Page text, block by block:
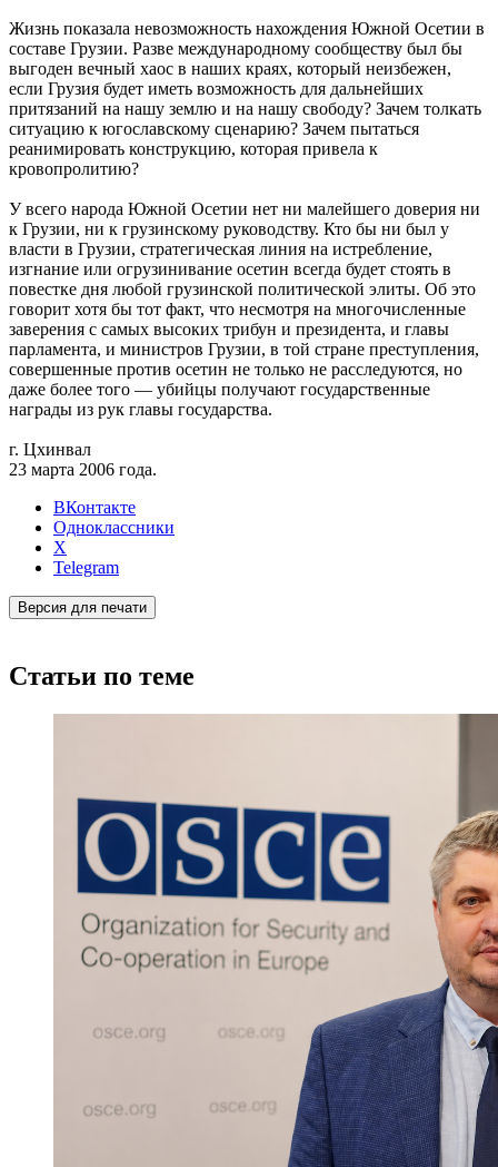
Жизнь показала невозможность нахождения Южной Осетии в
составе Грузии. Разве международному сообществу был бы
выгоден вечный хаос в наших краях, который неизбежен,
если Грузия будет иметь возможность для дальнейших
притязаний на нашу землю и на нашу свободу? Зачем толкать
ситуацию к югославскому сценарию? Зачем пытаться
реанимировать конструкцию, которая привела к
кровопролитию?
У всего народа Южной Осетии нет ни малейшего доверия ни
к Грузии, ни к грузинскому руководству. Кто бы ни был у
власти в Грузии, стратегическая линия на истребление,
изгнание или огрузинивание осетин всегда будет стоять в
повестке дня любой грузинской политической элиты. Об это
говорит хотя бы тот факт, что несмотря на многочисленные
заверения с самых высоких трибун и президента, и главы
парламента, и министров Грузии, в той стране преступления,
совершенные против осетин не только не расследуются, но
даже более того — убийцы получают государственные
награды из рук главы государства.
г. Цхинвал
23 марта 2006 года.
ВКонтакте
Одноклассники
X
Telegram
Версия для печати
Статьи по теме